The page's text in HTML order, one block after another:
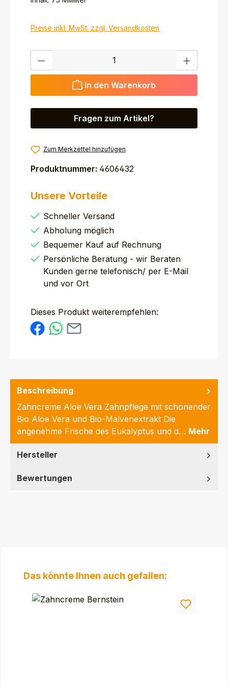
Preise inkl. MwSt. zzgl. Versandkosten
Produkt Anzahl: Gib den gewünschten Wert ein
In den Warenkorb
Fragen zum Artikel?
Zum Merkzettel hinzufügen
Produktnummer: 4606432
Unsere Vorteile
Schneller Versand
Abholung möglich
Bequemer Kauf auf Rechnung
Persönliche Beratung - wir Beraten
Kunden gerne telefonisch/ per E-Mail
und vor Ort
Dieses Produkt weiterempfehlen:
Beschreibung
Zahncreme Aloe Vera Zahnpflege mit schonender
Bio Aloe Vera und Bio-Malvenextrakt Die
angenehme Frische des Eukalyptus und d… Mehr
Hersteller
Bewertungen
Produktgalerie überspringen
Das könnte Ihnen auch gefallen: